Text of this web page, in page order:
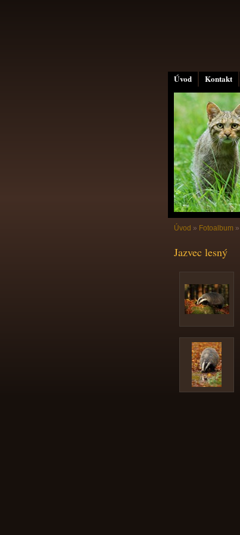
Úvod Kontakt
Úvod » Fotoalbum »
Jazvec lesný